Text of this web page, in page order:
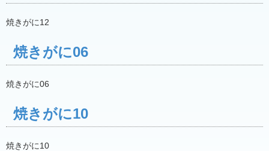
焼きがに12
焼きがに06
焼きがに06
焼きがに10
焼きがに10